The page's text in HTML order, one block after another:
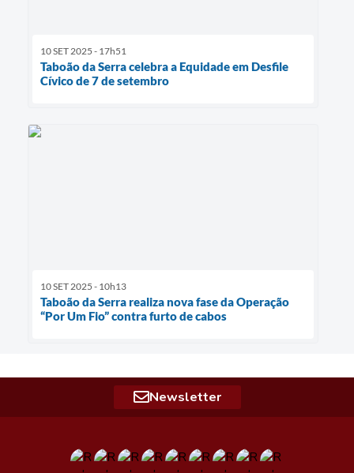
10 SET 2025 - 17h51
Taboão da Serra celebra a Equidade em Desfile
Cívico de 7 de setembro
10 SET 2025 - 10h13
Taboão da Serra realiza nova fase da Operação
“Por Um Fio” contra furto de cabos
Newsletter